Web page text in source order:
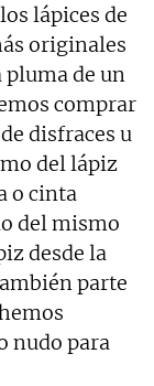
lápices de
originales
pluma de un
comprar
disfraces u
del lápiz
o cinta
del mismo
desde la
parte
nudo para